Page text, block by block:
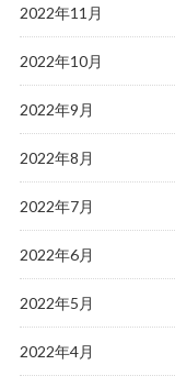
2022年11月
2022年10月
2022年9月
2022年8月
2022年7月
2022年6月
2022年5月
2022年4月